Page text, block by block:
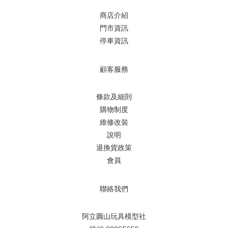
商店介紹
門市資訊
停車資訊
顧客服務
條款及細則
購物制度
維修改裝
說明
退換貨政策
會員
聯絡我們
阿立圓山玩具模型社